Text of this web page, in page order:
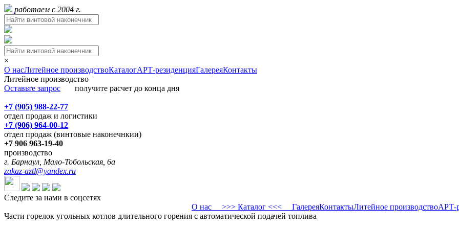
работаем с 2004 г.
×
О насЛитейное производствоКаталогАРТ-резиденцияГалереяКонтакты
Литейное производство
Оставьте запрос получите расчет до конца дня
+7 (905) 988-22-77
отдел продаж и логистики
+7 (906) 964-00-12
отдел продаж (винтовые наконечнкии)
+7 906 963-19-40
производство
г. Барнаул, Мало-Тобольская, 6а
zakaz-aztl@yandex.ru
Следите за нами в соцсетях
О нас >>> Каталог <<< ГалереяКонтактыЛитейное производствоАРТ-
Части горелок угольных котлов длительного горения с автоматической подачей топлива